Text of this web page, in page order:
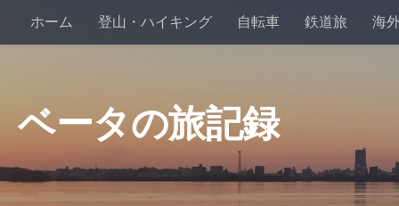
ホーム 登山・ハイキング 自転車 鉄道旅 海
ベータの旅記録